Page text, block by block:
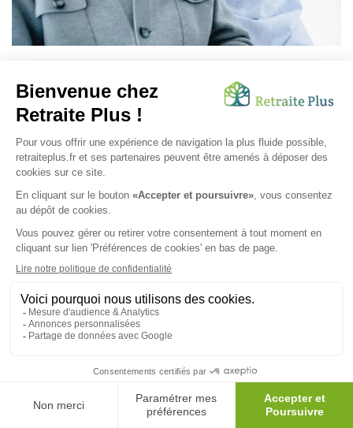
Opticien en EHPAD : examen de la vue et lunettes
désormais disponibles en maison de retraite !
Vous avez besoin d’une aide de nos équipes ?
Obtenir les tarifs & disponibilités